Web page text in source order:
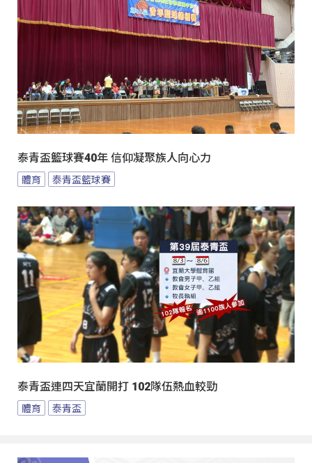
泰青盃籃球賽40年 信仰凝聚族人向心力
體育 泰青盃籃球賽
泰青盃連四天宜蘭開打 102隊伍熱血較勁
體育 泰青盃